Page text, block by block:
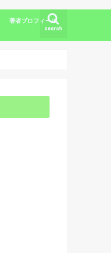
search
海外劇評
KDP
著者プロフィール